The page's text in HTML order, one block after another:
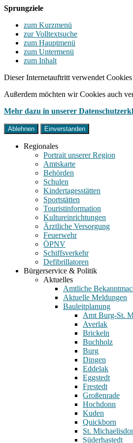
Sprungziele
zum Kurzmenü
zur Volltextsuche
zum Hauptmenü
zum Untermenü
zum Inhalt
Dieser Internetauftritt verwendet
Außerdem möchten wir Cookies auch
Mehr dazu in unserer
Ablehnen Einverstanden
Regionales
Portrait unserer Region
Amtskarte
Behörden
Schulen
Kindertagesstätten
Sportstätten
Touristinformation
Kultureinrichtungen
Ärztliche Versorgung
Feuerwehr
ÖPNV
Schiffsverkehr
Defibrillatoren
Bürgerservice & Politik
Aktuelles
Amtliche
Aktuelle Meldungen
Bauleitplanung
Amt Burg-St.
Averlak
Brickeln
Buchholz
Burg
Dingen
Eddelak
Eggstedt
Frestedt
Großenrade
Hochdonn
Kuden
Quickborn
St.
Süderhastedt